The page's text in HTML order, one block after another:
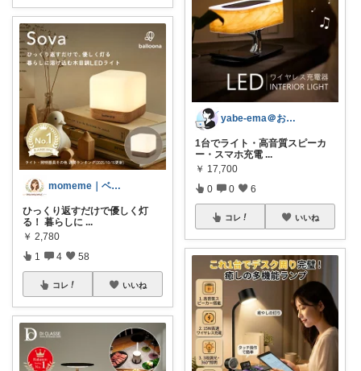
momeme｜ベビー&キッズ専門店
ひっくり返すだけで優しく灯
る！ 暮らしに ...
￥ 2,780
1 4 58
コレ いいね
yabe-ema＠おうち快適ガジェット
1台でライト・高音質スピーカ
ー・スマホ充電 ...
￥ 17,700
0 0 6
コレ いいね